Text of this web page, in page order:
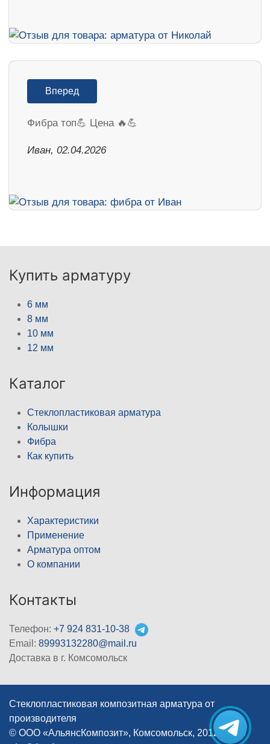
Вперед
Фибра топ💪 Цена 🔥💪
Иван, 02.04.2026
Купить арматуру
6 мм
8 мм
10 мм
12 мм
Каталог
Стеклопластиковая арматура
Колышки
Фибра
Как купить
Информация
Характеристики
Применение
Арматура оптом
О компании
Контакты
Телефон: +7 924 831-10-38
Email: 89993132280@mail.ru
Доставка в г. Комсомольск
Стеклопластиковая композитная арматура от
производителя
© ООО «АльянсКомпозит», Комсомольск, 2012–2026